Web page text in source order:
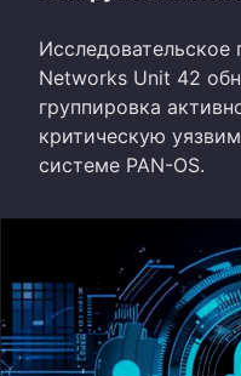
Исследовательское
Networks Unit 42
группировка
критическую
системе PAN-OS.